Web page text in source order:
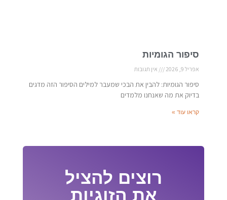
סיפור הגומיות
אפריל 9, 2026 אין תגובות
סיפור הגומיות: להבין את הבכי שמעבר למילים הסיפור הזה מדגים
בדיוק את מה שאנחנו מלמדים
קראו עוד »
רוצים להציל
את הזוגיות